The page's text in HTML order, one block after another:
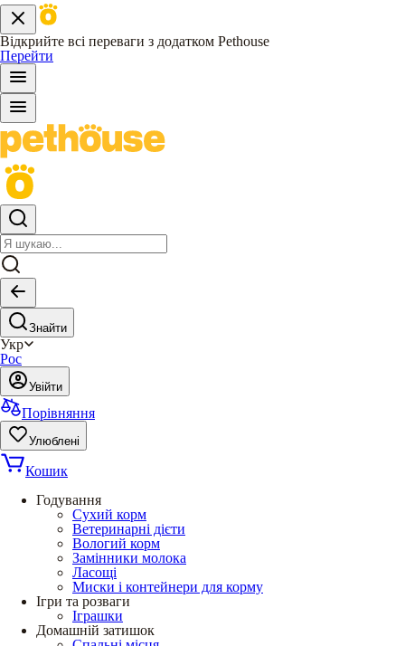
Відкрийте всі переваги з додатком Pethouse
Перейти
Знайти
Укр
Рос
Увійти
Порівняння
Улюблені
Кошик
Годування
Сухий корм
Ветеринарні дієти
Вологий корм
Замінники молока
Ласощі
Миски і контейнери для корму
Ігри та розваги
Іграшки
Домашній затишок